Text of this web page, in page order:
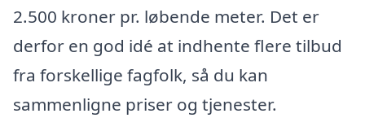
2.500 kroner pr. løbende meter. Det er
derfor en god idé at indhente flere tilbud
fra forskellige fagfolk, så du kan
sammenligne priser og tjenester.